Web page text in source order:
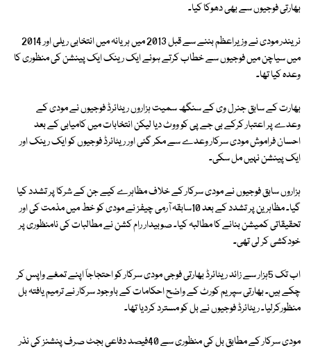
بھارتی فوجیوں سے بھی دھوکا کیا۔
نریندر مودی نے وزیراعظم بننے سے قبل 2013 میں ہریانہ میں انتخابی ریلی اور 2014
میں سیاچن میں فوجیوں سے خطاب کرتے ہوئے ایک رینک ایک پینشن کی منظوری کا
وعدہ کیا تھا۔
بھارت کے سابق جنرل وی کے سنگھ سمیت ہزاروں ریٹائرڈ فوجیوں نے مودی کے
وعدے پر اعتبار کرکے بی جے پی کو ووٹ دیا لیکن انتخابات میں کامیابی کے بعد
احسان فراموش مودی سرکار وعدے سے مکر گئی اور ریٹائرڈ فوجیوں کو ایک رینک اور
ایک پینشن نہیں مل سکی۔
ہزاروں سابق فوجیوں نے مودی سرکار کے خلاف مظاہرے کیے جن کے شرکا پر تشدد کیا
گیا۔ مظاہرین پر تشدد کے بعد 10سابقہ آرمی چیفز نے مودی کو خط میں مذمت کی اور
تحقیقاتی کمیشن بنانے کا مطالبہ کیا۔ صوبیدار رام کشن نے مطالبات کی نامنظوری پر
خودکشی کر لی تھی۔
اب تک 5ہزار سے زائد ریٹائرڈ بھارتی فوجی مودی سرکار کو احتجاجاَ اپنے تمغے واپس کر
چکے ہیں۔ بھارتی سپریم کورٹ کے واضح احکامات کے باوجود سرکار نے ترمیم یافتہ بل
منظورکرلیا۔ ریٹائرڈ فوجیوں نے بل کو مسترد کردیا تھا۔
مودی سرکار کے مطابق بل کی منظوری سے 40فیصد دفاعی بجٹ صرف پنشنز کی نذر